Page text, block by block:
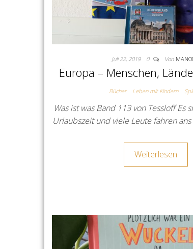
Juli 22, 2019 0 Von
Europa – Menschen,
Bücher Leben mit Kindern
Was ist was Band 113 von Tessloff Es
Urlaubszeit und viele Leute fahren
Weiterlesen